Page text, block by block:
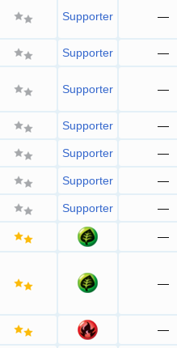
Supporter —
Supporter —
Supporter —
Supporter —
Supporter —
Supporter —
Supporter —
—
—
—